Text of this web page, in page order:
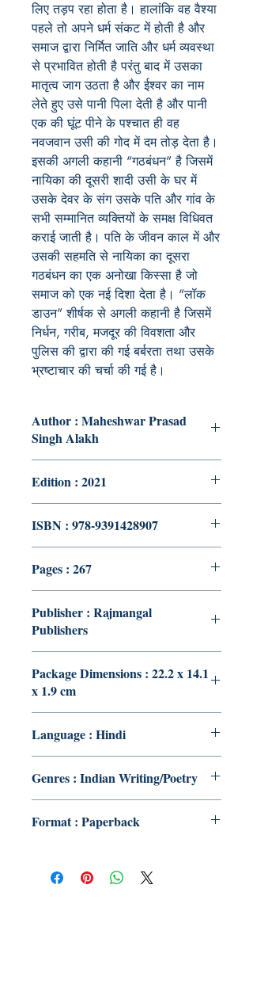
लिए तड़प रहा होता है। हालांकि वह वैश्या
पहले तो अपने धर्म संकट में होती है और
समाज द्वारा निर्मित जाति और धर्म व्यवस्था
से प्रभावित होती है परंतु बाद में उसका
मातृत्व जाग उठता है और ईश्वर का नाम
लेते हुए उसे पानी पिला देती है और पानी
एक की घूंट पीने के पश्चात ही वह
नवजवान उसी की गोद में दम तोड़ देता है।
इसकी अगली कहानी “गठबंधन” है जिसमें
नायिका की दूसरी शादी उसी के घर में
उसके देवर के संग उसके पति और गांव के
सभी सम्मानित व्यक्तियों के समक्ष विधिवत
कराई जाती है। पति के जीवन काल में और
उसकी सहमति से नायिका का दूसरा
गठबंधन का एक अनोखा किस्सा है जो
समाज को एक नई दिशा देता है। “लॉक
डाउन” शीर्षक से अगली कहानी है जिसमें
निर्धन,गरीब,मजदूर की विवशता और
पुलिस की द्वारा की गई बर्बरता तथा उसके
भ्रष्टाचार की चर्चा की गई है।
Author : Maheshwar Prasad
Singh Alakh
Edition : 2021
ISBN : 978-9391428907
Pages : 267
Publisher : Rajmangal
Publishers
Package Dimensions : 22.2 x 14.1
x 1.9 cm
Language : Hindi
Genres : Indian Writing/Poetry
Format : Paperback